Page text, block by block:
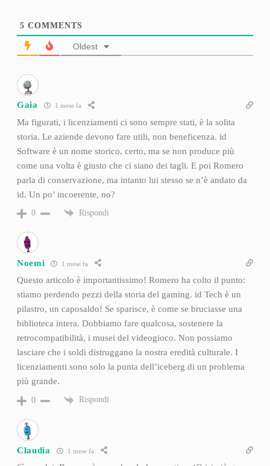
5 COMMENTS
Oldest
Gaia 1 mese fa
Ma figurati, i licenziamenti ci sono sempre stati, è la solita
storia. Le aziende devono fare utili, non beneficenza. id
Software è un nome storico, certo, ma se non produce più
come una volta è giusto che ci siano dei tagli. E poi Romero
parla di conservazione, ma intanto lui stesso se n’è andato da
id. Un po’ incoerente, no?
0 Rispondi
Noemi 1 mese fa
Questo articolo è importantissimo! Romero ha colto il punto:
stiamo perdendo pezzi della storia del gaming. id Tech è un
pilastro, un caposaldo! Se sparisce, è come se bruciasse una
biblioteca intera. Dobbiamo fare qualcosa, sostenere la
retrocompatibilità, i musei del videogioco. Non possiamo
lasciare che i soldi distruggano la nostra eredità culturale. I
licenziamenti sono solo la punta dell’iceberg di un problema
più grande.
0 Rispondi
Claudia 1 mese fa